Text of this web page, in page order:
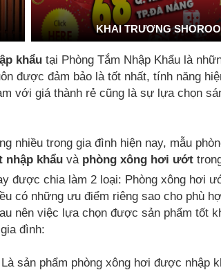
KHAI TRƯƠNG
khẩu tại Phòng Tắm Nhập Khẩu là
được đảm bảo là tốt nhất, tính năng
với giá thành rẻ cũng là sự lựa chọn
nhiều trong gia đình hiện nay, mẫu
nhập khẩu và phòng xông hơi ướt
được chia làm 2 loại: Phòng xông hơi
có những ưu điểm riêng sao cho phù
nên việc lựa chọn được sản phẩm tốt
đình:
Là sản phẩm phòng xông hơi được nhập